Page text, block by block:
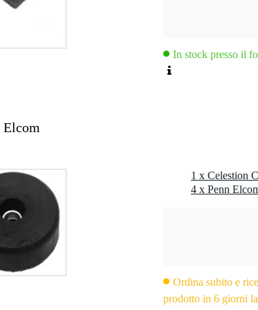
oct): 2200Hz
rivestito di rame modellato sui bordi
in PETP
x A): 90 mm x 90 mm x 60 mm
P x A): 500mm x 485mm x 110mm
kg
In stock presso il
Elcom
Ordina subito e
prodotto in 6 giorni